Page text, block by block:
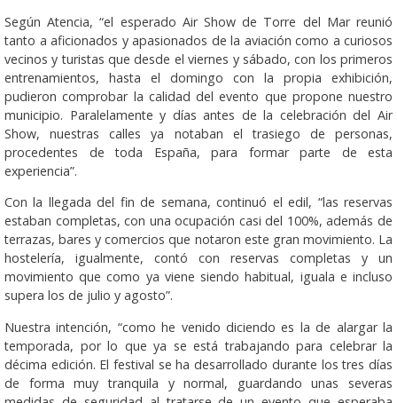
Según Atencia, “el esperado Air Show de Torre del Mar reunió
tanto a aficionados y apasionados de la aviación como a curiosos
vecinos y turistas que desde el viernes y sábado, con los primeros
entrenamientos, hasta el domingo con la propia exhibición,
pudieron comprobar la calidad del evento que propone nuestro
municipio. Paralelamente y días antes de la celebración del Air
Show, nuestras calles ya notaban el trasiego de personas,
procedentes de toda España, para formar parte de esta
experiencia”.
Con la llegada del fin de semana, continuó el edil, “las reservas
estaban completas, con una ocupación casi del 100%, además de
terrazas, bares y comercios que notaron este gran movimiento. La
hostelería, igualmente, contó con reservas completas y un
movimiento que como ya viene siendo habitual, iguala e incluso
supera los de julio y agosto”.
Nuestra intención, “como he venido diciendo es la de alargar la
temporada, por lo que ya se está trabajando para celebrar la
décima edición. El festival se ha desarrollado durante los tres días
de forma muy tranquila y normal, guardando unas severas